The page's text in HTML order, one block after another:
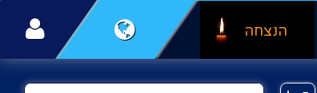
הנצחה